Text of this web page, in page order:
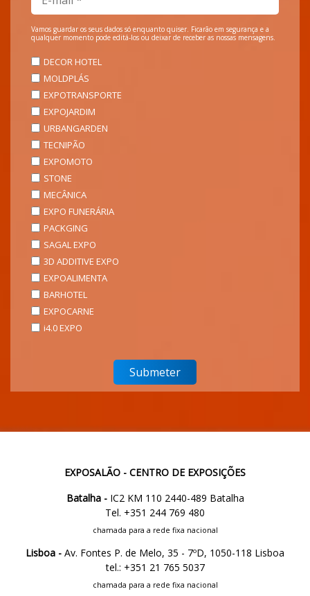
Vamos guardar os seus dados só enquanto quiser. Ficarão em segurança e a
qualquer momento pode editá-los ou deixar de receber as nossas mensagens.
DECOR HOTEL
MOLDPLÁS
EXPOTRANSPORTE
EXPOJARDIM
URBANGARDEN
TECNIPÃO
EXPOMOTO
STONE
MECÂNICA
EXPO FUNERÁRIA
PACKGING
SAGAL EXPO
3D ADDITIVE EXPO
EXPOALIMENTA
BARHOTEL
EXPOCARNE
i4.0 EXPO
EXPOSALÃO - CENTRO DE EXPOSIÇÕES
Batalha -IC2 KM 110 2440-489 Batalha
Tel. +351 244 769 480
chamada para a rede fixa nacional
Lisboa - Av. Fontes P. de Melo, 35 - 7ºD, 1050-118 Lisboa
tel.: +351 21 765 5037
chamada para a rede fixa nacional